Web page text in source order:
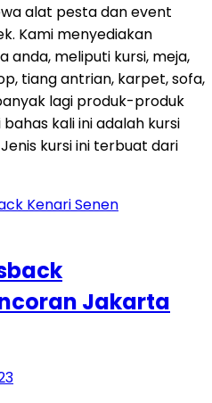
alat pesta dan event
Kami menyediakan
meliputi kursi, meja,
tiang antrian, karpet, sofa,
lagi produk-produk
kali ini adalah kursi
kursi ini terbuat dari
Jakarta